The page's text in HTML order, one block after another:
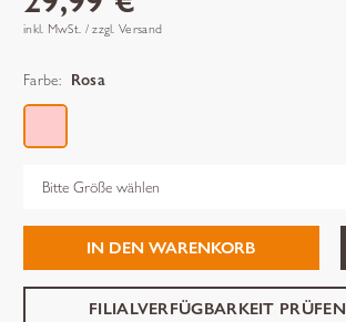
inkl. MwSt. / zzgl. Versand
Farbe: Rosa
Grösse
IN DEN WARENKORB
FILIALVERFÜGBARKEIT PRÜFEN